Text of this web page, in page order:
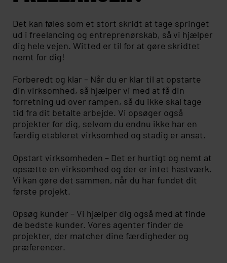
Det kan føles som et stort skridt at tage springet
ud i freelancing og entreprenørskab, så vi hjælper
dig hele vejen. Witted er til for at gøre skridtet
nemt for dig!
Forberedt og klar – Når du er klar til at opstarte
din virksomhed, så hjælper vi med at få din
forretning ud over rampen, så du ikke skal tage
tid fra dit betalte arbejde. Vi opsøger også
projekter for dig, selvom du endnu ikke har en
færdig etableret virksomhed og stadig er ansat.
Opstart virksomheden – Det er hurtigt og nemt at
opsætte en virksomhed og der er intet hastværk.
Vi kan gøre det sammen, når du har fundet dit
første projekt.
Opsøg kunder – Vi hjælper dig også med at finde
de bedste kunder. Vores agenter finder de
projekter, der matcher dine færdigheder og
præferencer.